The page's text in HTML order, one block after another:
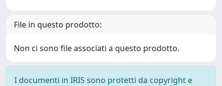
File in questo prodotto:
Non ci sono file associati a questo prodotto.
I documenti in IRIS sono protetti da copyright e